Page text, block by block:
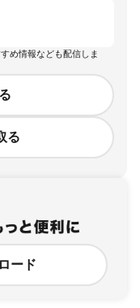
め情報なども配信しま
る
ード